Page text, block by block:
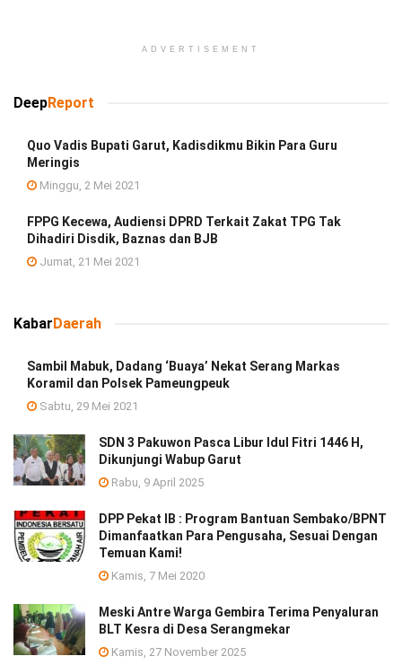
ADVERTISEMENT
DeepReport
Quo Vadis Bupati Garut, Kadisdikmu Bikin Para Guru
Meringis
Minggu, 2 Mei 2021
FPPG Kecewa, Audiensi DPRD Terkait Zakat TPG Tak
Dihadiri Disdik, Baznas dan BJB
Jumat, 21 Mei 2021
KabarDaerah
Sambil Mabuk, Dadang ‘Buaya’ Nekat Serang Markas
Koramil dan Polsek Pameungpeuk
Sabtu, 29 Mei 2021
SDN 3 Pakuwon Pasca Libur Idul Fitri 1446 H,
Dikunjungi Wabup Garut
Rabu, 9 April 2025
DPP Pekat IB : Program Bantuan Sembako/BPNT
Dimanfaatkan Para Pengusaha, Sesuai Dengan
Temuan Kami!
Kamis, 7 Mei 2020
Meski Antre Warga Gembira Terima Penyaluran
BLT Kesra di Desa Serangmekar
Kamis, 27 November 2025